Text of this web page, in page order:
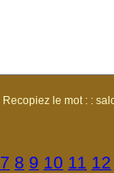
Recopiez le mot : :
7 8 9 10 11 12